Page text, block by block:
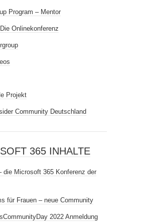
Program – Mentor
Onlinekonferenz
Projekt
Community Deutschland
365 INHALTE
die Microsoft 365 Konferenz der
für Frauen – neue Community
2022 Anmeldung